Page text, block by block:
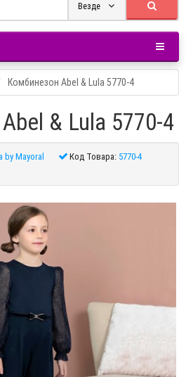
Везде
Комбинезон Abel & Lula 5770-4
& Lula 5770-4
by Mayoral Код Товара: 5770-4